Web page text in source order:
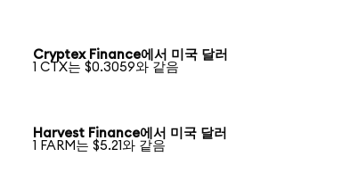
Cryptex Finance에서 미국 달러
1 CTX는 $0.3059와 같음
Harvest Finance에서 미국 달러
1 FARM는 $5.21와 같음